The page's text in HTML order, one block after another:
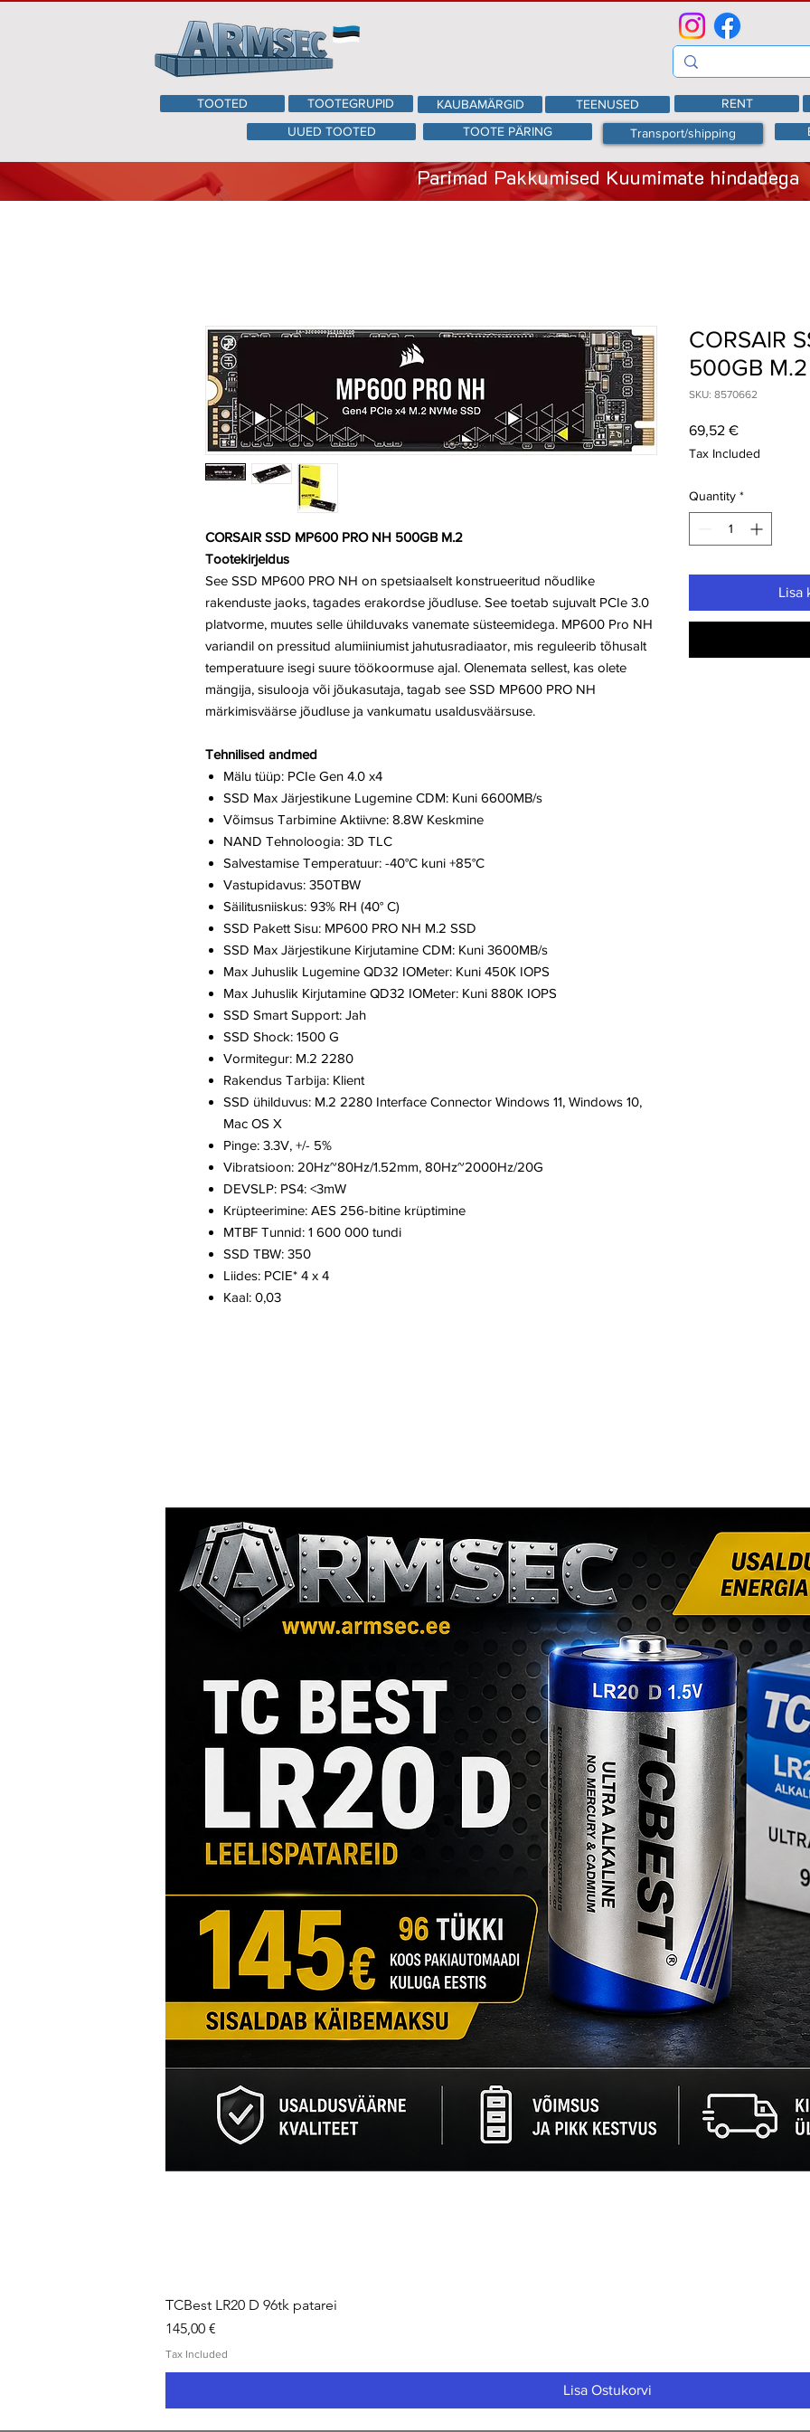
TOOTED
TOOTEGRUPID
UUED TOOTED
KAUBAMÄRGID TEENUSED RENT
TOOTE PÄRING
Transport/shipping
Parimad Pakkumised Kuumimate hindadega
CORSAIR SSD MP600 PRO NH 500GB M.2
Tootekirjeldus
See SSD MP600 PRO NH on spetsiaalselt konstrueeritud nõudlike
rakenduste jaoks, tagades erakordse jõudluse. See toetab sujuvalt PCIe 3.0
platvorme, muutes selle ühilduvaks vanemate süsteemidega. MP600 Pro NH
variandil on pressitud alumiiniumist jahutusradiaator, mis reguleerib tõhusalt
temperatuure isegi suure töökoormuse ajal. Olenemata sellest, kas olete
mängija, sisulooja või jõukasutaja, tagab see SSD MP600 PRO NH
märkimisväärse jõudluse ja vankumatu usaldusväärsuse.
Tehnilised andmed
Mälu tüüp: PCIe Gen 4.0 x4
SSD Max Järjestikune Lugemine CDM: Kuni 6600MB/s
Võimsus Tarbimine Aktiivne: 8.8W Keskmine
NAND Tehnoloogia: 3D TLC
Salvestamise Temperatuur: -40°C kuni +85°C
Vastupidavus: 350TBW
Säilitusniiskus: 93% RH (40° C)
SSD Pakett Sisu: MP600 PRO NH M.2 SSD
SSD Max Järjestikune Kirjutamine CDM: Kuni 3600MB/s
Max Juhuslik Lugemine QD32 IOMeter: Kuni 450K IOPS
Max Juhuslik Kirjutamine QD32 IOMeter: Kuni 880K IOPS
SSD Smart Support: Jah
SSD Shock: 1500 G
Vormitegur: M.2 2280
Rakendus Tarbija: Klient
SSD ühilduvus: M.2 2280 Interface Connector Windows 11, Windows 10,
Mac OS X
Pinge: 3.3V, +/- 5%
Vibratsioon: 20Hz~80Hz/1.52mm, 80Hz~2000Hz/20G
DEVSLP: PS4: <3mW
Krüpteerimine: AES 256-bitine krüptimine
MTBF Tunnid: 1 600 000 tundi
SSD TBW: 350
Liides: PCIE* 4 x 4
Kaal: 0,03
CORSAIR
500GB M.2
SKU: 8570662
69,52 €Price
Tax Included
Quantity *
Lisa
TCBest LR20 D 96tk patarei
Price
145,00 €
Tax Included
Lisa Ostukorvi